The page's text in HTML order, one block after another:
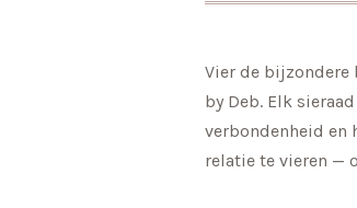
Vier de bijzondere
by Deb. Elk
verbondenheid en
relatie te vieren —